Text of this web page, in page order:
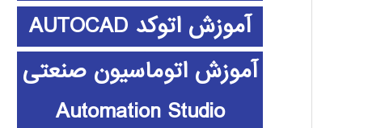
آموزش اتوکد AUTOCAD
آموزش اتوماسیون صنعتی
Automation Studio